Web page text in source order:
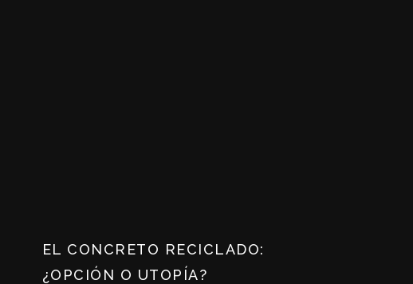
EL CONCRETO RECICLADO:
¿OPCIÓN O UTOPÍA?